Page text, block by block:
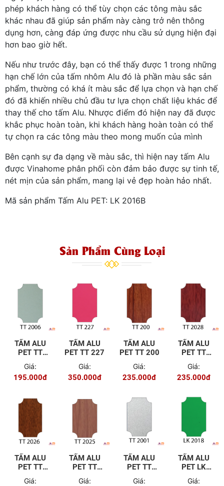
phép khách hàng có thể tùy chọn các tông màu sắc
khác nhau đã giúp sản phẩm này càng trở nên thông
dụng hơn, càng đáp ứng được nhu cầu sử dụng hiện đại
hơn bao giờ hết.
Nếu như trước đây, bạn có thể thấy được 1 trong những
hạn chế lớn của tấm nhôm Alu đó là phần màu sắc sản
phẩm, thường có khá ít màu sắc để lựa chọn và hạn chế
đó đã khiến nhiều chủ đầu tư lựa chọn chất liệu khác để
thay thế cho tấm Alu. Nhược điểm đó hiện nay đã được
khắc phục hoàn toàn, khi khách hàng hoàn toàn có thể
tự chọn ra các tông màu theo mong muốn của mình
Bên cạnh sự đa dạng về màu sắc, thì hiện nay tấm Alu
được Vinahome phân phối còn đảm bảo được sự tinh tế,
nét mịn của sản phẩm, mang lại vẻ đẹp hoàn hảo nhất.
Mã sản phẩm Tấm Alu PET: LK 2016B
Sản Phẩm Cùng Loại
TẤM ALU
PET TT
2006
Giá:
195.000đ
TẤM ALU
PET TT 227
Giá:
350.000đ
TẤM ALU
PET TT 200
Giá:
235.000đ
TẤM ALU
PET TT
2028
Giá:
235.000đ
TẤM ALU
PET TT
2026
Giá:
TẤM ALU
PET TT
2025
Giá:
TẤM ALU
PET TT
2001
Giá:
TẤM ALU
PET LK
2018
Giá: